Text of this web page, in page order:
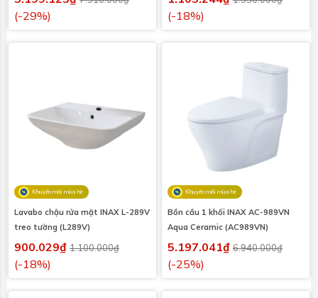
(-29%) (-18%)
Khuyến mãi mùa hè
Lavabo chậu rửa mặt INAX L-289V
treo tường (L289V)
900.029₫ 1.100.000₫
(-18%)
Khuyến mãi mùa hè
Bồn cầu 1 khối INAX AC-989VN
Aqua Ceramic (AC989VN)
5.197.041₫ 6.940.000₫
(-25%)